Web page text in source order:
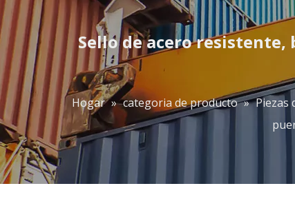
Sello de acero
Hogar » categoria de producto » Piezas